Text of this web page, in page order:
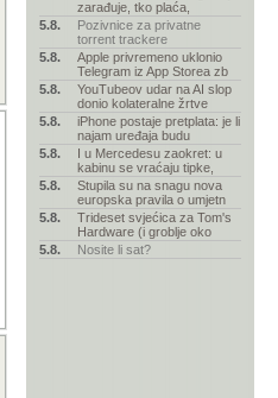
zarađuje, tko plaća,
5.8.
Pozivnice za privatne
torrent trackere
5.8.
Apple privremeno uklonio
Telegram iz App Storea zb
5.8.
YouTubeov udar na AI slop
donio kolateralne žrtve
5.8.
iPhone postaje pretplata: je li
najam uređaja budu
5.8.
I u Mercedesu zaokret: u
kabinu se vraćaju tipke,
5.8.
Stupila su na snagu nova
europska pravila o umjetn
5.8.
Trideset svjećica za Tom's
Hardware (i groblje oko
5.8.
Nosite li sat?